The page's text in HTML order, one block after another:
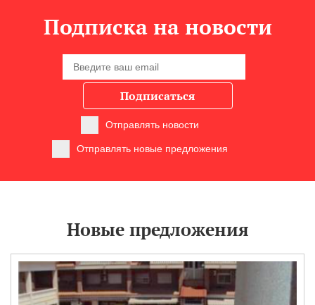
Подписка на новости
Подписаться
Отправлять новости
Отправлять новые предложения
Новые предложения